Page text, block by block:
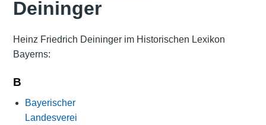
Deininger
Heinz Friedrich Deininger im Historischen Lexikon
Bayerns:
B
Bayerischer
Landesverei